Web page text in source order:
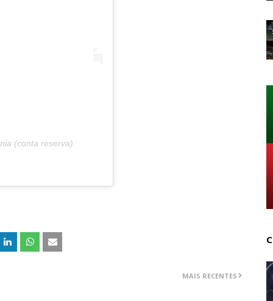
(conta reserva)
MAIS RECENTES